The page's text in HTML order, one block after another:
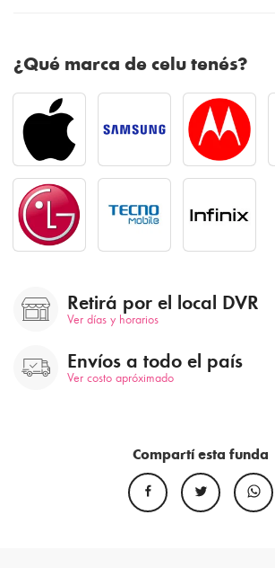
¿Qué marca de celu tenés?
Retirá por el local DVR
Ver días y horarios
Envíos a todo el país
Ver costo apróximado
Compartí esta funda